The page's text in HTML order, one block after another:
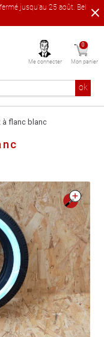
jusqu'au 25 août. Bel
ok
Me connecter
0
Mon panier
à flanc blanc
🔍